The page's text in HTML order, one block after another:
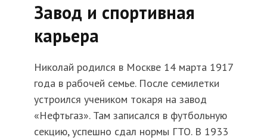
Завод и спортивная
карьера
Николай родился в Москве 14 марта 1917
года в рабочей семье. После семилетки
устроился учеником токаря на завод
«Нефтьгаз». Там записался в футбольную
секцию, успешно сдал нормы ГТО. В 1933